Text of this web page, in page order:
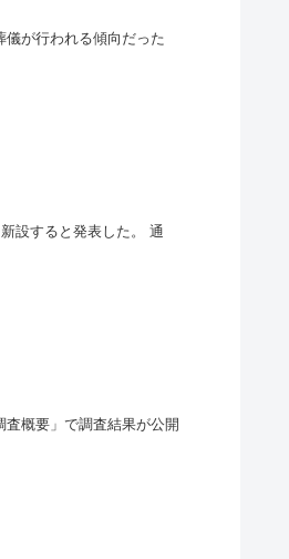
が行われる傾向だった
設すると発表した。 通
概要」で調査結果が公開